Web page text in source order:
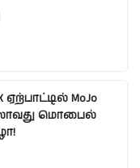
ஏற்பாட்டில் MoJo
மொபைல்